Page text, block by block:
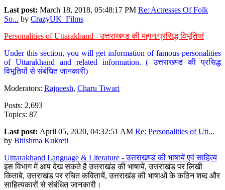
Last post: March 18, 2018, 05:48:17 PM Re: Actresses Of Folk
So... by CrazyUK_Films
Personalities of Uttarakhand - उत्तराखण्ड की महान/प्रसिद्ध विभूतियां
Under this section, you will get information of famous personalities
of Uttarakhand and related information. ( उत्तराखण्ड की प्रसिद्ध
विभूतियों से संबंधित जानकारी)
Moderators: Rajneesh, Charu Tiwari
Posts: 2,693
Topics: 87
Last post: April 05, 2020, 04:32:51 AM Re: Personalities of Utt...
by Bhishma Kukreti
Utttarakhand Language & Literature - उत्तराखण्ड की भाषायें एवं साहित्य
इस विभाग में आप देख सकते है उत्तराखंड की भाषायें, उत्तराखंड पर लिखी
किताबे, उत्तराखंड पर रचित कवितायें, उत्तराखंड की भाषाओं के कठिन शब्द और
साहित्यकारों से संबंधित जानकारी।